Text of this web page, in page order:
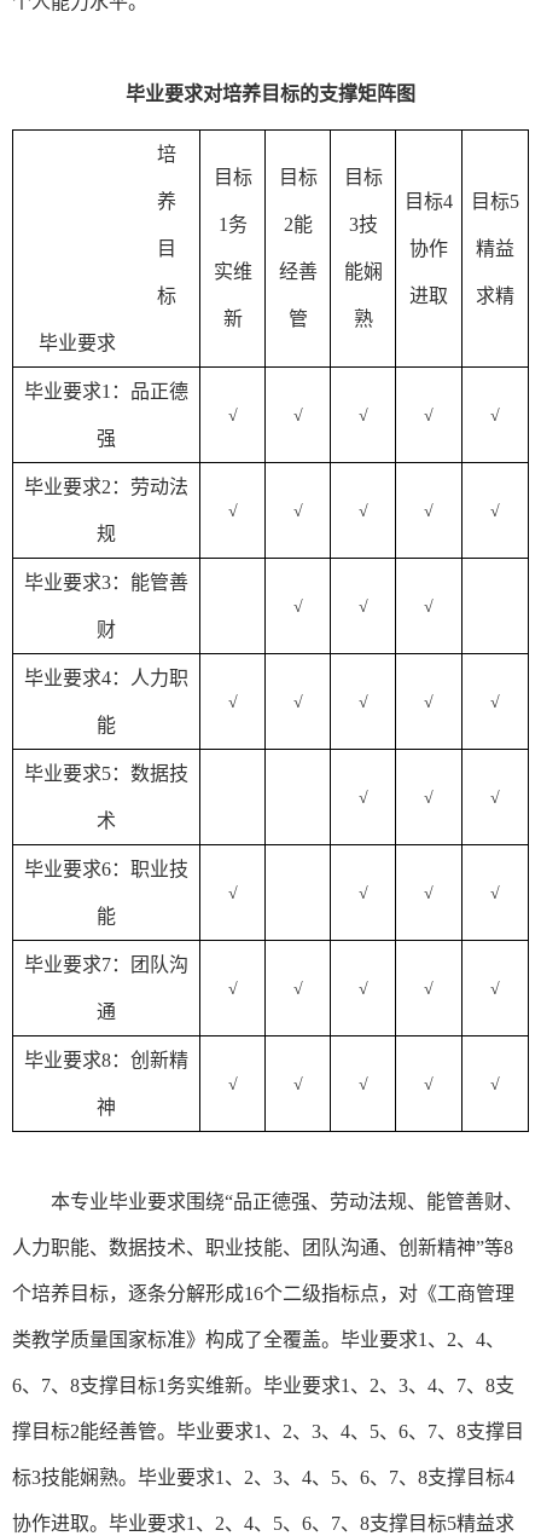
毕业要求对培养目标的支撑矩阵图
培
养
目
标
毕业要求
目标
1务
实维
新
目标
2能
经善
管
目标
3技
能娴
熟
目标4
协作
进取
目标5
精益
求精
毕业要求1： 品正德
强
√ √ √ √ √
毕业要求2： 劳动法
规
√ √ √ √ √
毕业要求3： 能管善
财
√ √ √
毕业要求4： 人力职
能
√ √ √ √ √
毕业要求5： 数据技
术
√ √ √
毕业要求6： 职业技
能
√ √ √ √
毕业要求7： 团队沟
通
√ √ √ √ √
毕业要求8： 创新精
神
√ √ √ √ √
本专业毕业要求围绕“品正德强、 劳动法规、能管善财、
人力职能、 数据技术、 职业技能、 团队沟通、 创新精神”等8
个培养目标，逐条分解形成16个二级指标点，对 《工商管理
类教学质量国家标准》 构成了全覆盖。 毕业要求1、2、4、
6、7、8支撑目标1务实维新。毕业要求1、2、3、4、7、8支
撑目标2能经善管。毕业要求1、2、3、4、5、6、7、8支撑目
标3技能娴熟。毕业要求1、2、3、4、5、6、7、8支撑目标4
协作进取。毕业要求1、2、4、5、6、7、8支撑目标5精益求